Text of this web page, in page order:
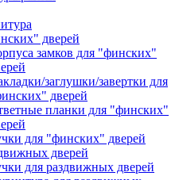
дверей
замков для "финских"
заглушки/завертки для
дверей
планки для "финских"
для "финских" дверей
дверей
для раздвижных дверей